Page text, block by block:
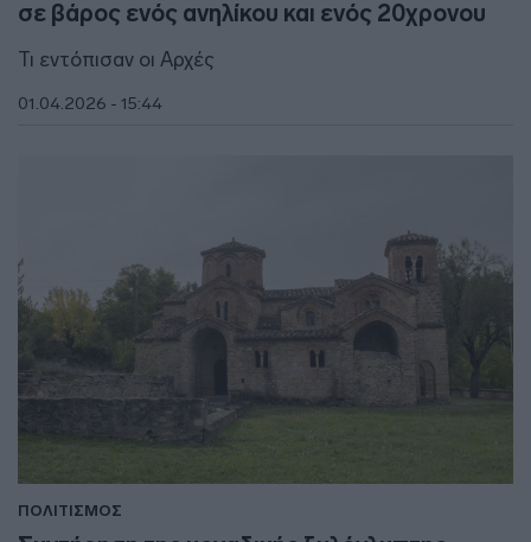
σε βάρος ενός ανηλίκου και ενός 20χρονου
Τι εντόπισαν οι Αρχές
01.04.2026 - 15:44
ΠΟΛΙΤΙΣΜΟΣ